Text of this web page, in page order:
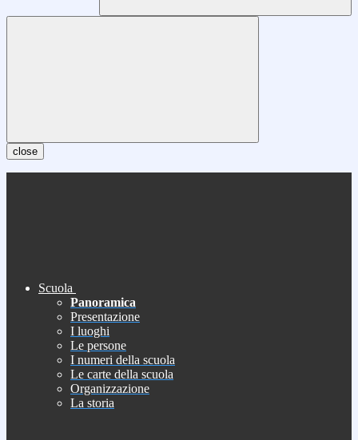
close
Scuola
Panoramica
Presentazione
I luoghi
Le persone
I numeri della scuola
Le carte della scuola
Organizzazione
La storia